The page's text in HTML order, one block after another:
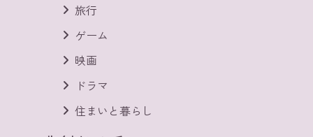
旅行
ゲーム
映画
ドラマ
住まいと暮らし